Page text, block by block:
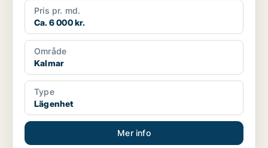
Pris pr. md.
Ca. 6 000 kr.
Område
Kalmar
Type
Lägenhet
Mer info